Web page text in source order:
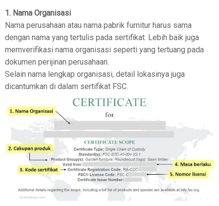
1. Nama Organisasi
Nama perusahaan atau nama pabrik furnitur harus sama
dengan nama yang tertulis pada sertifikat. Lebih baik juga
memverifikasi nama organisasi seperti yang tertuang pada
dokumen perijinan perusahaan.
Selain nama lengkap organisasi, detail lokasinya juga
dicantumkan di dalam sertifikat FSC.